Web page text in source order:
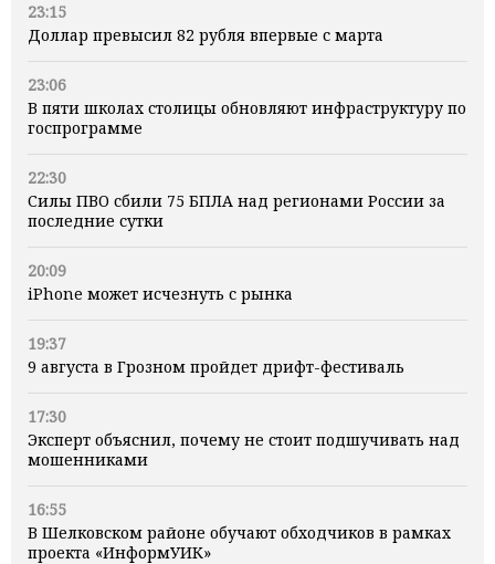
23:15
Доллар превысил 82 рубля впервые с марта
23:06
В пяти школах столицы обновляют инфраструктуру по
госпрограмме
22:30
Силы ПВО сбили 75 БПЛА над регионами России за
последние сутки
20:09
iPhone может исчезнуть с рынка
19:37
9 августа в Грозном пройдет дрифт-фестиваль
17:30
Эксперт объяснил, почему не стоит подшучивать над
мошенниками
16:55
В Шелковском районе обучают обходчиков в рамках
проекта «ИнформУИК»